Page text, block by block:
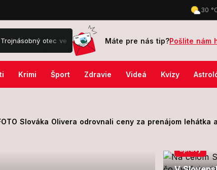
otec veril, že ho na dovolenke poštípal hmyz: Zdrvujúca
Máte pre nás tip?Pošlite nám
Krimi Šport Zdravie Videá Kvízy
Slováka Olivera odrovnali ceny za prenájom lehátka
Správy